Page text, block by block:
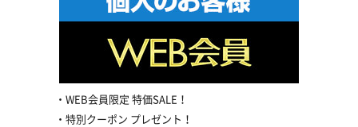
WEB会員限定 特価SALE！
特別クーポン プレゼント！